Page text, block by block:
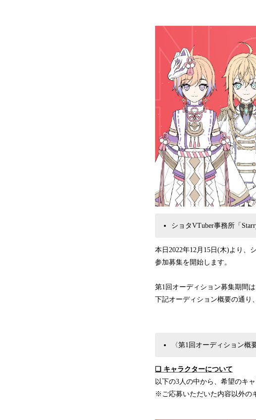
ショタVTuber事務所「
本日2022年12月15日(木)より、
参加募集を開始します。
第1回オーディション募集期間は
下記オーディション概要の通り
〈第1回オーディション概要
❏ キャラクターについて
以下の3人の中から、希望のキ
※ご応募いただいた内容以外の